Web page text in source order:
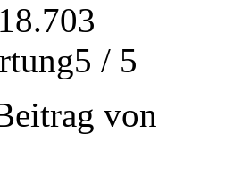
/ 5
von